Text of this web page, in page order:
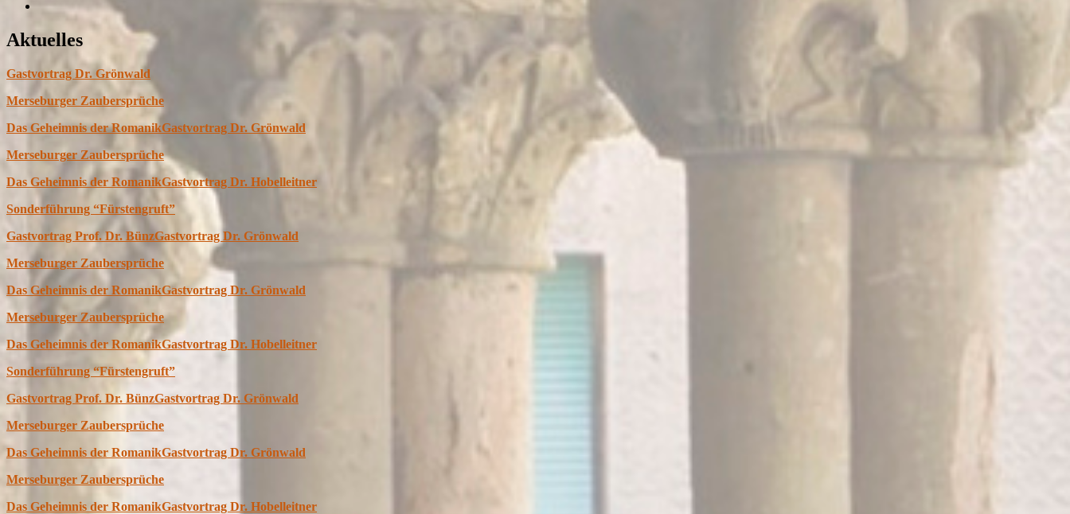
Aktuelles
Gastvortrag Dr. Grönwald
Merseburger Zaubersprüche
Das Geheimnis der RomanikGastvortrag Dr. Grönwald
Merseburger Zaubersprüche
Das Geheimnis der RomanikGastvortrag Dr. Hobelleitner
Sonderführung “Fürstengruft”
Gastvortrag Prof. Dr. BünzGastvortrag Dr. Grönwald
Merseburger Zaubersprüche
Das Geheimnis der RomanikGastvortrag Dr. Grönwald
Merseburger Zaubersprüche
Das Geheimnis der RomanikGastvortrag Dr. Hobelleitner
Sonderführung “Fürstengruft”
Gastvortrag Prof. Dr. BünzGastvortrag Dr. Grönwald
Merseburger Zaubersprüche
Das Geheimnis der RomanikGastvortrag Dr. Grönwald
Merseburger Zaubersprüche
Das Geheimnis der RomanikGastvortrag Dr. Hobelleitner